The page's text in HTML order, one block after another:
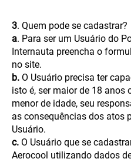
3. Quem pode se cadastrar?
a. Para ser um Usuário do
Internauta preencha o
no site.
b. O Usuário precisa ter
isto é, ser maior de 18 anos
menor de idade, seu
as consequências dos atos
Usuário.
c. O Usuário que se
Aerocool utilizando dados